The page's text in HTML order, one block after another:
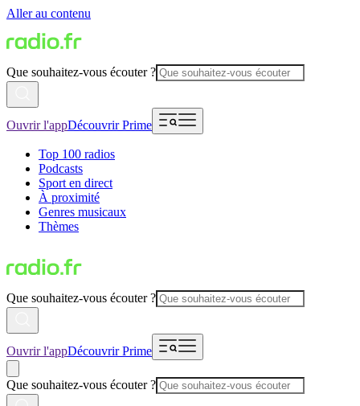
Aller au contenu
Que souhaitez-vous écouter ?
Ouvrir l'appDécouvrir Prime
Top 100 radios
Podcasts
Sport en direct
À proximité
Genres musicaux
Thèmes
Que souhaitez-vous écouter ?
Ouvrir l'appDécouvrir Prime
Que souhaitez-vous écouter ?